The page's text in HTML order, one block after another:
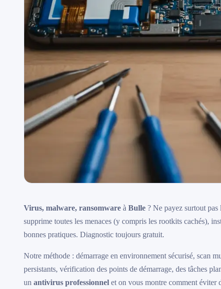
Virus, malware, ransomware à Bulle ? Ne payez surtout
supprime toutes les menaces (y compris les rootkits cachés),
bonnes pratiques. Diagnostic toujours gratuit.
Notre méthode : démarrage en environnement sécurisé, scan
persistants, vérification des points de démarrage, des tâches
un antivirus professionnel et on vous montre comment éviter